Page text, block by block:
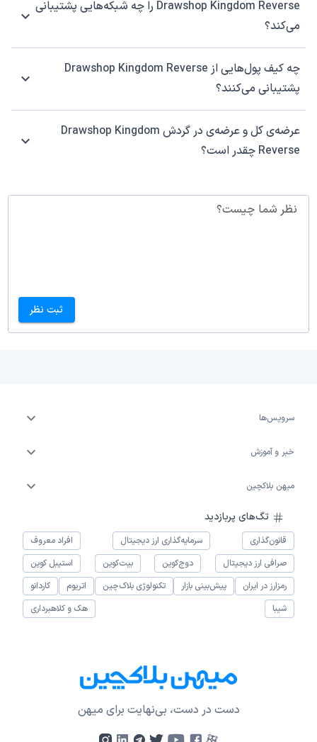
Drawshop Kingdom Reverse را چه شبکه‌هایی پشتیبانی
می‌کند؟
چه کیف پول‌هایی از Drawshop Kingdom Reverse
پشتیبانی می‌کنند؟
عرضه‌ی کل و عرضه‌ی در گردش Drawshop Kingdom
Reverse چقدر است؟
نظر شما چیست؟
ثبت نظر
سرویس‌ها
خبر و آموزش
میهن بلاکچین
تگ‌های پربازدید
قانون‌گذاری سرمایه‌گذاری ارز دیجیتال
افراد معروف
صرافی ارز دیجیتال
دوج‌کوین بیت‌کوین
استیبل کوین
رمزارز در ایران
پیش‌بینی بازار تکنولوژی بلاک‌چین اتریوم
کاردانو
شیبا
هک و کلاهبرداری
دست در دست، بی‌نهایت برای میهن